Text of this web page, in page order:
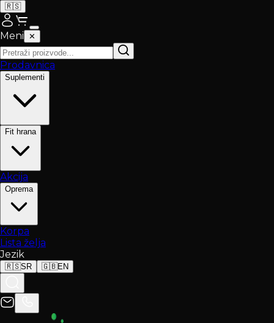
🇷🇸
Meni ✕
Prodavnica
Suplementi
Fit hrana
Akcija
Oprema
Korpa
Lista želja
Jezik
🇷🇸SR 🇬🇧EN